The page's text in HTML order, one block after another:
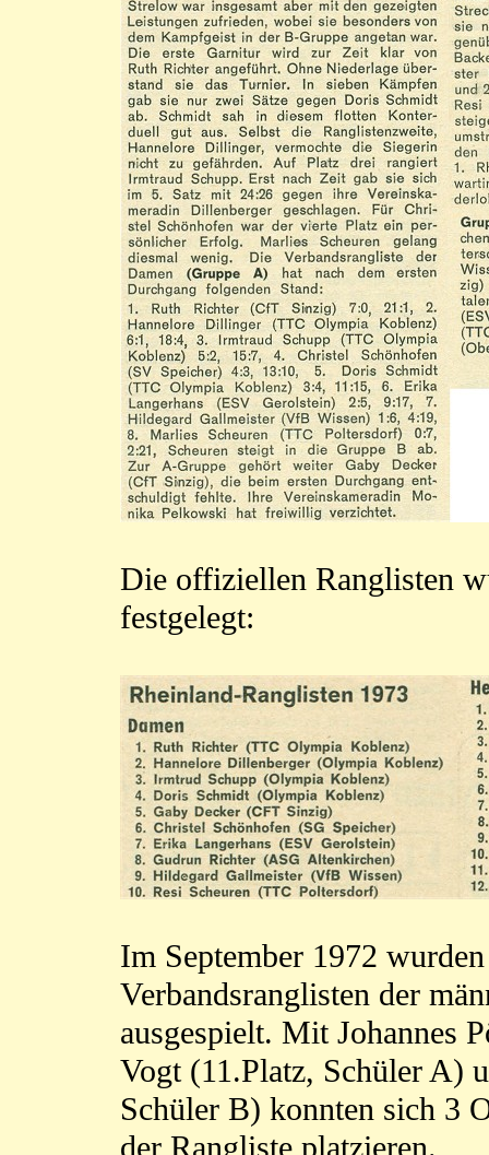
Die offiziellen Ranglisten
festgelegt:
Im September 1972
Verbandsranglisten der
ausgespielt. Mit Johannes
Vogt (11.Platz, Schüler A)
Schüler B) konnten sich 3
der Rangliste platzieren.